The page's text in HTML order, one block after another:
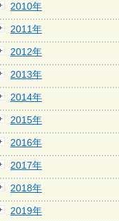
2010年
2011年
2012年
2013年
2014年
2015年
2016年
2017年
2018年
2019年